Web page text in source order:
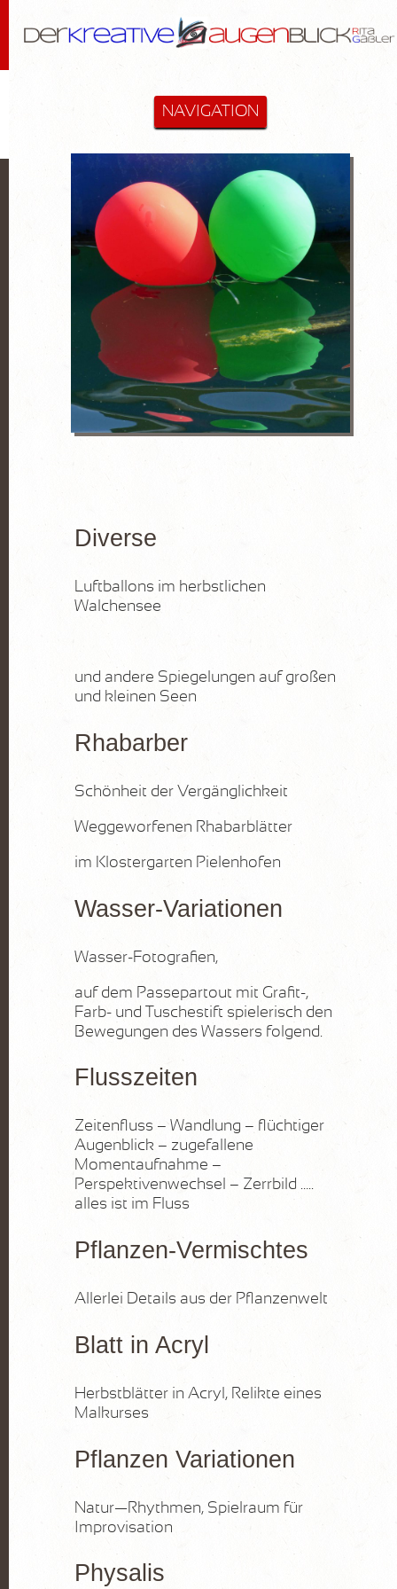
NAVIGATION
STARTSEITE
MALEREI & MEHR
Cactus-Objekte
Lanzarote
Diverse
Hommage an Bloßfeldt
Aktzeichnungen
FOTOGRAFIE
Stein
KURSE
Kurse
Marktplatz
VITA
Diverse
Luftballons im herbstlichen
Walchensee
und andere Spiegelungen auf großen
und kleinen Seen
Rhabarber
Schönheit der Vergänglichkeit
Weggeworfenen Rhabarblätter
im Klostergarten Pielenhofen
Wasser-Variationen
Wasser-Fotografien,
auf dem Passepartout mit Grafit-,
Farb- und Tuschestift spielerisch den
Bewegungen des Wassers folgend.
Flusszeiten
Zeitenfluss – Wandlung – flüchtiger
Augenblick – zugefallene
Momentaufnahme –
Perspektivenwechsel – Zerrbild …..
alles ist im Fluss
Pflanzen-Vermischtes
Allerlei Details aus der Pflanzenwelt
Blatt in Acryl
Herbstblätter in Acryl, Relikte eines
Malkurses
Pflanzen Variationen
Natur—Rhythmen, Spielraum für
Improvisation
Physalis